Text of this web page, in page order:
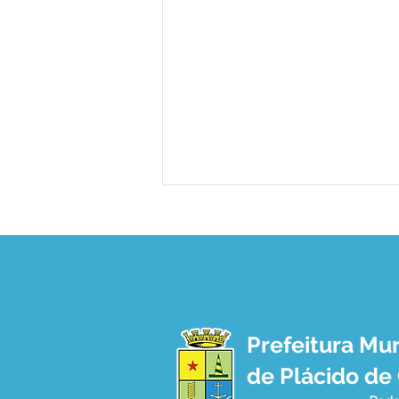
PP SRP N°023/2025 - Aviso
de Licitação
Prefeitura
de Plácido de